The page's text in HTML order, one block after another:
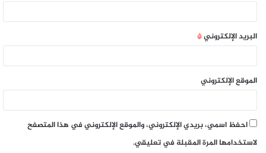
البريد الإلكتروني*
الموقع الإلكتروني
احفظ اسمي، بريدي الإلكتروني، والموقع الإلكتروني في هذا المتصفح
لاستخدامها المرة المقبلة في تعليقي.